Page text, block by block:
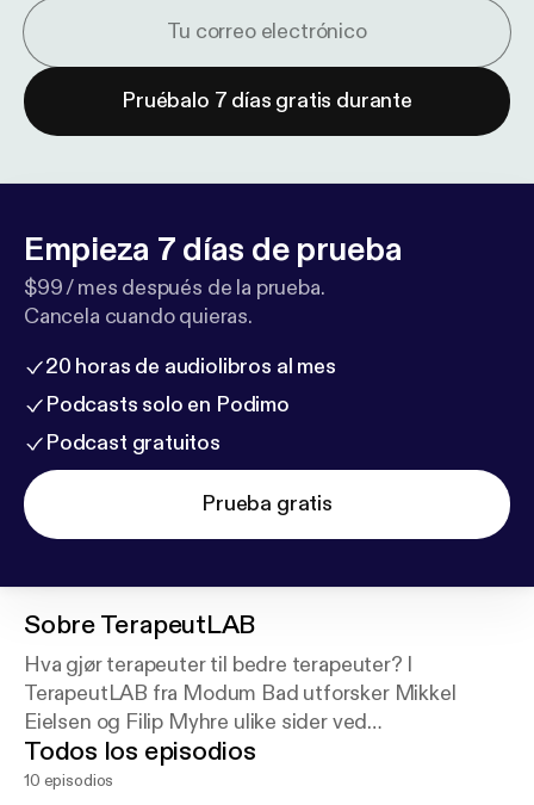
Pruébalo 7 días gratis durante
Empieza 7 días de prueba
$99 / mes después de la prueba.
Cancela cuando quieras.
20 horas de audiolibros al mes
Podcasts solo en Podimo
Podcast gratuitos
Prueba gratis
SobreTerapeutLAB
Hva gjør terapeuter til bedre terapeuter? I
TerapeutLAB fra Modum Bad utforsker Mikkel
Eielsen og Filip Myhre ulike sider ved
terapeututvikling – fra veiledning til psykoterapi i
praksis.
Todos los episodios
10 episodios